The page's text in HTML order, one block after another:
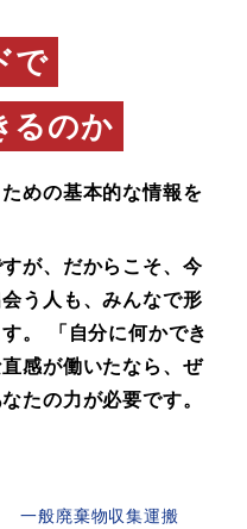
で
るのか
めの基本的な情報を
が、だからこそ、今
う人も、みんなで形
。
「自分に何かでき
感が働いたなら、ぜ
たの力が必要です。
一般廃棄物収集運搬